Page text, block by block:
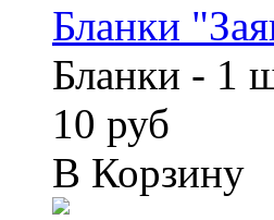
Бланки
Бланки -
10 руб
В Корзину